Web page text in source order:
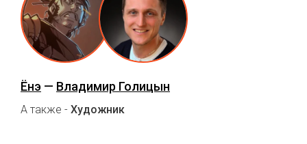
Ёнэ — Владимир Голицын
А также - Художник